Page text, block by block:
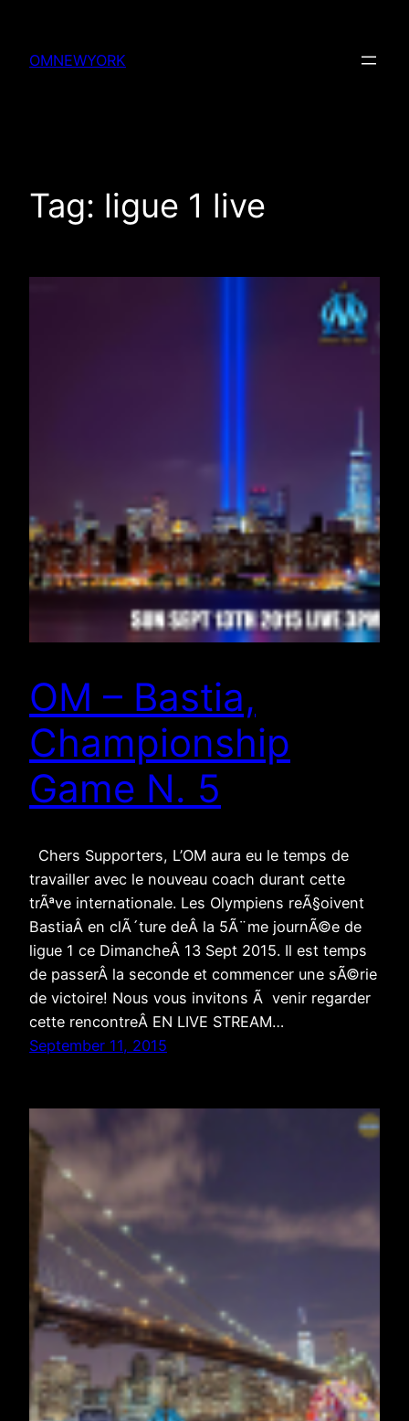
content
OMNEWYORK
Tag: ligue 1 live
OM – Bastia,
Championship
Game N. 5
Chers Supporters, L’OM aura eu le temps de
travailler avec le nouveau coach durant cette
trÃªve internationale. Les Olympiens reÃ§oivent
BastiaÂ en clÃ´ture deÂ la 5Ã¨me journÃ©e de
ligue 1 ce DimancheÂ 13 Sept 2015. Il est temps
de passerÂ la seconde et commencer une sÃ©rie
de victoire! Nous vous invitons Ã venir regarder
cette rencontreÂ EN LIVE STREAM…
September 11, 2015